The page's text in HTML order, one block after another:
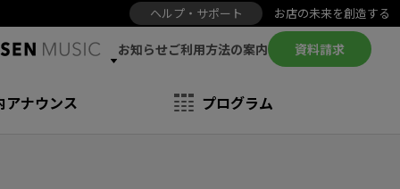
ヘルプ・サポート お店の未来を創造する
お知らせご利用方法の案内 資料請求
アナウンス プログラム